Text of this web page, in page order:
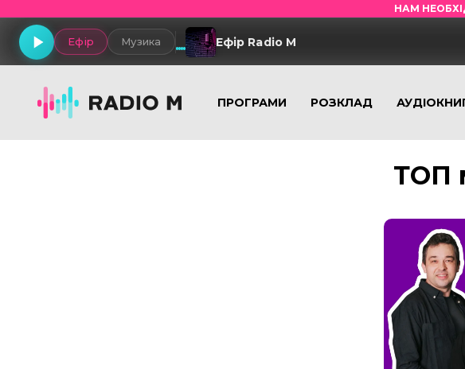
НАМ
Ефір Музика Ефір Radio M
ПРОГРАМИ РОЗКЛАД
ТОП